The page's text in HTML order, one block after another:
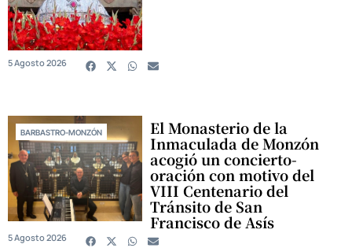
5 Agosto 2026
BARBASTRO-MONZÓN El Monasterio de la
Inmaculada de Monzón
acogió un concierto-
oración con motivo del
VIII Centenario del
Tránsito de San
Francisco de Asís
5 Agosto 2026